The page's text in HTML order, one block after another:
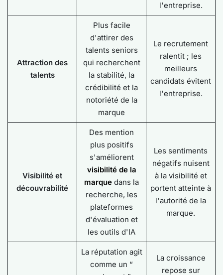
l'entreprise.
Attraction des
talents
Plus facile
d'attirer des
talents seniors
qui recherchent
la stabilité, la
crédibilité et la
notoriété de la
marque
Le recrutement
ralentit ; les
meilleurs
candidats évitent
l'entreprise.
Visibilité et
découvrabilité
Des mention
plus positifs
s'améliorent
visibilité de la
marque dans la
recherche, les
plateformes
d'évaluation et
les outils d'IA
Les sentiments
négatifs nuisent
à la visibilité et
portent atteinte à
l'autorité de la
marque.
La réputation agit
comme un “
La croissance
repose sur